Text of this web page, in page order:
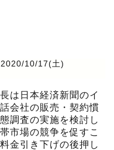
2020/10/17(土)
は日本経済新聞のイ
会社の販売・契約慣
調査の実施を検討し
市場の競争を促すこ
金引き下げの後押し